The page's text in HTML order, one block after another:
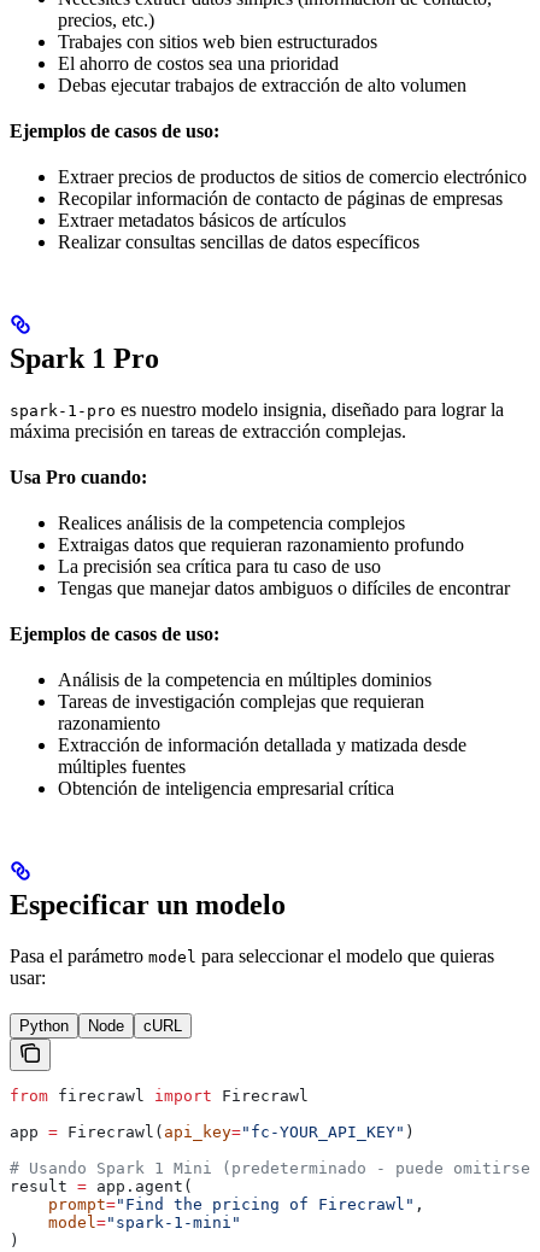
precios, etc.)
Trabajes con sitios web bien estructurados
El ahorro de costos sea una prioridad
Debas ejecutar trabajos de extracción de alto volumen
Ejemplos de casos de uso:
Extraer precios de productos de sitios de comercio electrónico
Recopilar información de contacto de páginas de empresas
Extraer metadatos básicos de artículos
Realizar consultas sencillas de datos específicos
Spark 1 Pro
spark-1-pro es nuestro modelo insignia, diseñado para lograr la
máxima precisión en tareas de extracción complejas.
Usa Pro cuando:
Realices análisis de la competencia complejos
Extraigas datos que requieran razonamiento profundo
La precisión sea crítica para tu caso de uso
Tengas que manejar datos ambiguos o difíciles de encontrar
Ejemplos de casos de uso:
Análisis de la competencia en múltiples dominios
Tareas de investigación complejas que requieran
razonamiento
Extracción de información detallada y matizada desde
múltiples fuentes
Obtención de inteligencia empresarial crítica
Especificar un modelo
Pasa el parámetro model para seleccionar el modelo que quieras
usar:
Python Node cURL
from firecrawl import Firecrawl
app = Firecrawl( api_key="fc-YOUR_API_KEY" )
# Usando Spark 1 Mini (predeterminado - puede omitirse)
result = app.agent(
    prompt
="Find the pricing of Firecrawl" ,
    model
="spark-1-mini"
)